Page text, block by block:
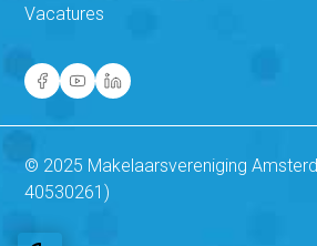
Vacatures
© 2025 Makelaarsvereniging
40530261)